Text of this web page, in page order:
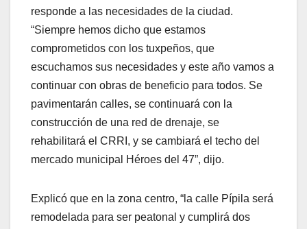
responde a las necesidades de la ciudad.
“Siempre hemos dicho que estamos
comprometidos con los tuxpeños, que
escuchamos sus necesidades y este año vamos a
continuar con obras de beneficio para todos. Se
pavimentarán calles, se continuará con la
construcción de una red de drenaje, se
rehabilitará el CRRI, y se cambiará el techo del
mercado municipal Héroes del 47”, dijo.
Explicó que en la zona centro, “la calle Pípila será
remodelada para ser peatonal y cumplirá dos